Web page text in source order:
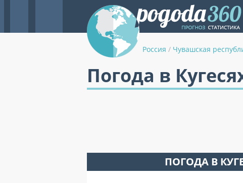
Россия / Чувашская
Погода в
ПОГОДА В